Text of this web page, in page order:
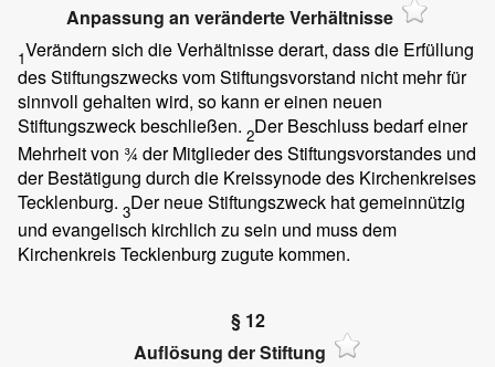
Anpassung an veränderte Verhältnisse
1Verändern sich die Verhältnisse derart, dass die Erfüllung
des Stiftungszwecks vom Stiftungsvorstand nicht mehr für
sinnvoll gehalten wird, so kann er einen neuen
Stiftungszweck beschließen. 2Der Beschluss bedarf einer
Mehrheit von ¾ der Mitglieder des Stiftungsvorstandes und
der Bestätigung durch die Kreissynode des Kirchenkreises
Tecklenburg. 3Der neue Stiftungszweck hat gemeinnützig
und evangelisch kirchlich zu sein und muss dem
Kirchenkreis Tecklenburg zugute kommen.
§ 12
Auflösung der Stiftung